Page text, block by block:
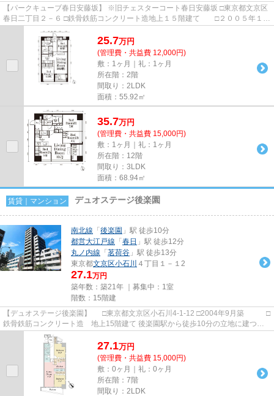
【パークキューブ春日安藤坂】 ※旧チェスターコート春日安藤坂 □東京都文京区
春日二丁目２－６ □鉄骨鉄筋コンクリート造地上１５階建て □２００５年１０
月築 春日二丁目の高台に...
25.7万円
(管理費・共益費 12,000円)
敷：1ヶ月｜礼：1ヶ月
所在階：2階
間取り：2LDK
面積：55.92㎡
35.7万円
(管理費・共益費 15,000円)
敷：1ヶ月｜礼：1ヶ月
所在階：12階
間取り：3LDK
面積：68.94㎡
賃貸｜マンション デュオステージ後楽園
南北線 「 後楽園 」駅 徒歩10分
都営大江戸線 「 春日 」駅 徒歩12分
丸ノ内線 「 茗荷谷 」駅 徒歩13分
東京都文京区小石川 ４丁目１－１2
27.1万円
築年数：築21年 ｜募集中： 1室
階数：15階建
【デュオステージ後楽園】 □東京都文京区小石川4-1-12 □2004年9月築 □
鉄骨鉄筋コンクリート造 地上15階建て 後楽園駅から徒歩10分の立地に建つ賃
貸マンションのご紹介です...
27.1万円
(管理費・共益費 15,000円)
敷：0ヶ月｜礼：0ヶ月
所在階：7階
間取り：2LDK